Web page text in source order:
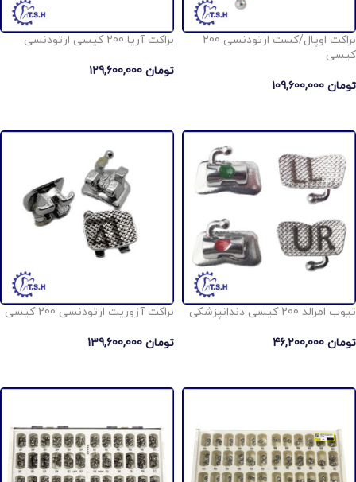
براکت اوپال/کست ارتودنسی 200
کیسی
تومان
براکت آریا 200 کیسی ارتودنسی
تومان
تیوب امرالد 200 کیسی دندانپزشکی
تومان
براكت آزوريت ارتودنسی 200 کیسی
تومان